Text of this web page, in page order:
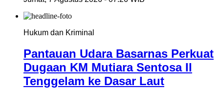
Hukum dan Kriminal
Pantauan Udara Basarnas Perkuat
Dugaan KM Mutiara Sentosa II
Tenggelam ke Dasar Laut